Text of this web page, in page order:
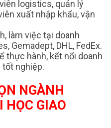
logistics, quản lý
xuất nhập khẩu, vận
làm việc tại doanh
Gemadept, DHL, FedEx.
thực hành, kết nối doanh
tốt nghiệp.
NGÀNH
HỌC GIAO